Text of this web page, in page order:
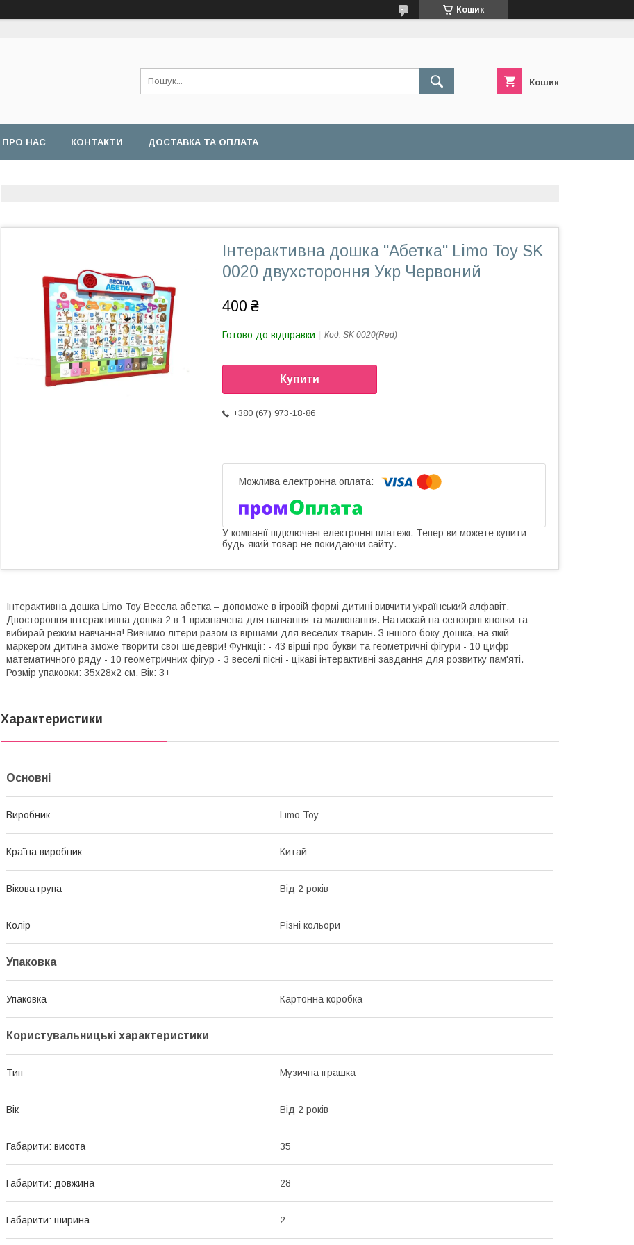
Кошик
Кошик
ПРО НАС КОНТАКТИ ДОСТАВКА ТА ОПЛАТА
Інтерактивна дошка "Абетка" Limo Toy SK
0020 двухстороння Укр Червоний
400 ₴
Готово до відправки Код: SK 0020(Red)
Купити
+380 (67) 973-18-86
У компанії підключені електронні платежі. Тепер ви можете купити
будь-який товар не покидаючи сайту.
Інтерактивна дошка Limo Toy Весела абетка – допоможе в ігровій формі дитині вивчити український алфавіт.
Двостороння інтерактивна дошка 2 в 1 призначена для навчання та малювання. Натискай на сенсорні кнопки та
вибирай режим навчання! Вивчимо літери разом із віршами для веселих тварин. З іншого боку дошка, на якій
маркером дитина зможе творити свої шедеври! Функції: - 43 вірші про букви та геометричні фігури - 10 цифр
математичного ряду - 10 геометричних фігур - 3 веселі пісні - цікаві інтерактивні завдання для розвитку пам'яті.
Розмір упаковки: 35х28х2 см. Вік: 3+
Характеристики
Основні
Виробник Limo Toy
Країна виробник Китай
Вікова група Від 2 років
Колір Різні кольори
Упаковка
Упаковка Картонна коробка
Користувальницькі характеристики
Тип Музична іграшка
Вік Від 2 років
Габарити: висота 35
Габарити: довжина 28
Габарити: ширина 2